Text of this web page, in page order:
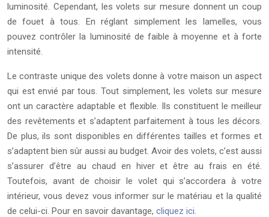
luminosité. Cependant, les volets sur mesure donnent un coup
de fouet à tous. En réglant simplement les lamelles, vous
pouvez contrôler la luminosité de faible à moyenne et à forte
intensité.
Le contraste unique des volets donne à votre maison un aspect
qui est envié par tous. Tout simplement, les volets sur mesure
ont un caractère adaptable et flexible. Ils constituent le meilleur
des revêtements et s’adaptent parfaitement à tous les décors.
De plus, ils sont disponibles en différentes tailles et formes et
s’adaptent bien sûr aussi au budget. Avoir des volets, c’est aussi
s’assurer d’être au chaud en hiver et être au frais en été.
Toutefois, avant de choisir le volet qui s’accordera à votre
intérieur, vous devez vous informer sur le matériau et la qualité
de celui-ci. Pour en savoir davantage, cliquez ici